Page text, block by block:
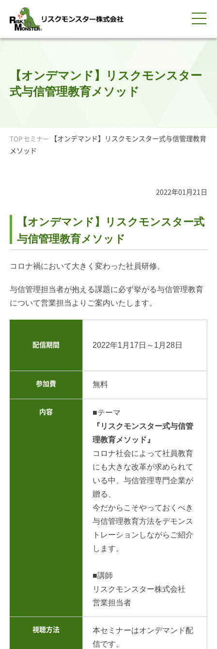
0120-259-440
簡体中文
ENGLISH
【オンデマンド】リスクモンスター
式与信管理教育メソッド
TOP セミナー
【オンデマンド】リスクモンスター式与信管理教育
メソッド
2022年01月21日
【オンデマンド】リスクモンスター式
与信管理教育メソッド
コロナ禍において大きく変わった社員研修。
与信管理担当者が抱える課題に必ず挙がる与信管理教育
について営業担当よりご案内いたします。
配信期間 2022年1月17日～1月28日
参加費 無料
内容
■テーマ
『リスクモンスター式与信管
理教育メソッド』
コロナ社会によって社員教育
にも大きな改革が求められて
いる中、与信管理専門企業が
贈る、
今だからこそやっておくべき
与信管理教育方法をデモンス
トレーションしながらご紹介
します。
■講師
リスクモンスター株式会社
営業担当者
視聴方法
本セミナーはオンデマンド配
信です。